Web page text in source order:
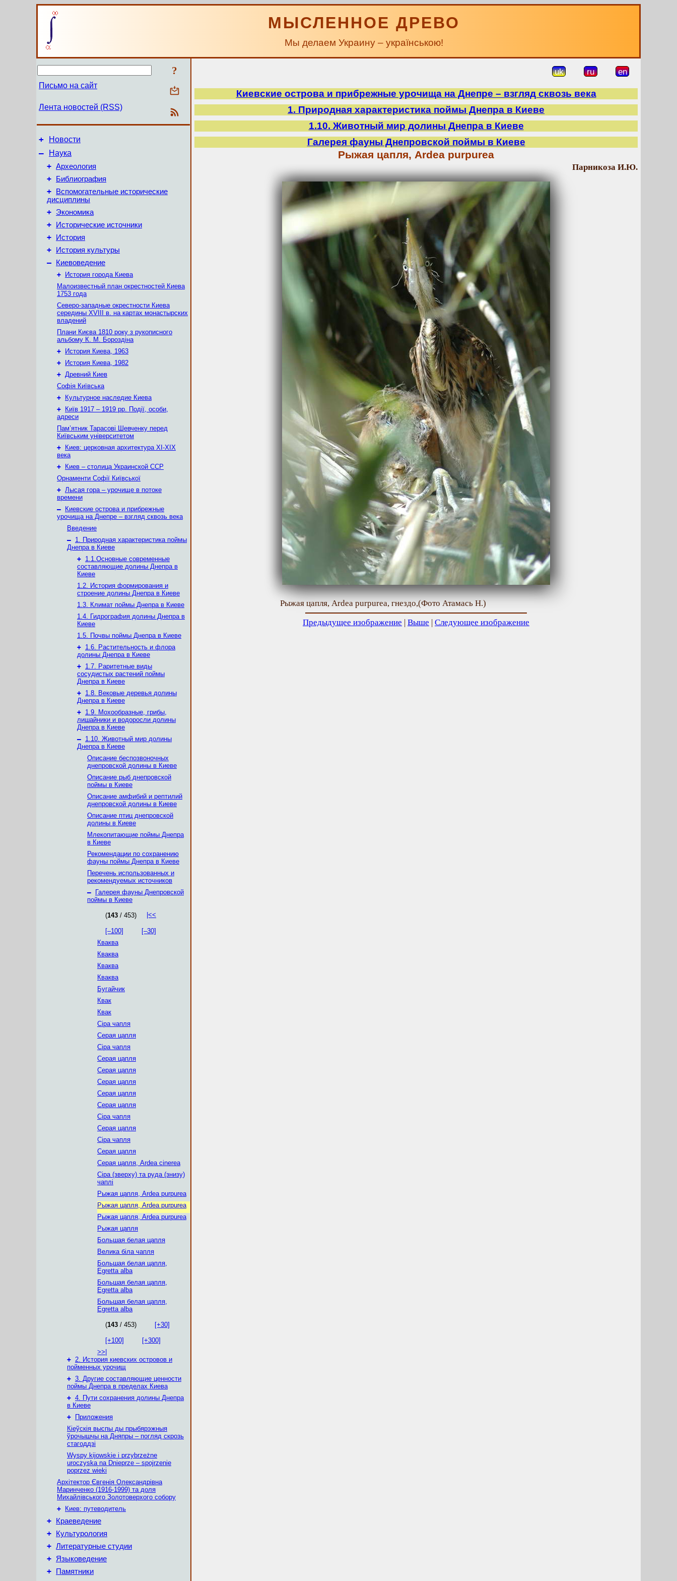
МЫСЛЕННОЕ ДРЕВО
Мы делаем Украину – українською!
?
Письмо на сайт
Лента новостей (RSS)
+ Новости
–
Наука
+ Археология
+ Библиография
+
Вспомогательные исторические
дисциплины
+ Экономика
+ Исторические источники
+ История
+ История культуры
– Киевоведение
+
История города Киева
Малоизвестный план окрестностей Киева
1753 года
Северо-западные окрестности Киева
середины XVIII в. на картах монастырских
владений
Плани Києва 1810 року з рукописного
альбому К. М. Бороздіна
+
История Киева, 1963
+
История Киева, 1982
+ Древний Киев
Софія Київська
+
Культурное наследие Киева
+
Київ 1917 – 1919 рр. Події, особи,
адреси
Пам’ятник Тарасові Шевченку перед
Київським університетом
+
Киев: церковная архитектура XI-XIX
века
+
Киев – столица Украинской ССР
Орнаменти Софії Київської
+ Лысая гора – урочище в потоке
времени
–
Киевские острова и прибрежные
урочища на Днепре – взгляд сквозь века
Введение
– 1. Природная характеристика поймы
Днепра в Киеве
+ 1.1.Основные современные
составляющие долины Днепра в
Киеве
1.2. История формирования и
строение долины Днепра в Киеве
1.3. Климат поймы Днепра в Киеве
1.4. Гидрография долины Днепра в
Киеве
1.5. Почвы поймы Днепра в Киеве
+ 1.6. Растительность и флора
долины Днепра в Киеве
+ 1.7. Раритетные виды
сосудистых растений поймы
Днепра в Киеве
+ 1.8. Вековые деревья долины
Днепра в Киеве
+ 1.9. Мохообразные, грибы,
лишайники и водоросли долины
Днепра в Киеве
– 1.10. Животный мир долины
Днепра в Киеве
Описание беспозвоночных
днепровской долины в Киеве
Описание рыб днепровской
поймы в Киеве
Описание амфибий и рептилий
днепровской долины в Киеве
Описание птиц днепровской
долины в Киеве
Млекопитающие поймы Днепра
в Киеве
Рекомендации по сохранению
фауны поймы Днепра в Киеве
Перечень использованных и
рекомендуемых источников
–
Галерея фауны Днепровской
поймы в Киеве
(143 / 453) |<<
[–100]
[–30]
Кваква
Кваква
Кваква
Кваква
Бугайчик
Квак
Квак
Сіра чапля
Серая цапля
Сіра чапля
Серая цапля
Серая цапля
Серая цапля
Серая цапля
Серая цапля
Сіра чапля
Серая цапля
Сіра чапля
Серая цапля
Серая цапля, Ardea cinerea
Сіра (зверху) та руда (знизу)
чаплі
Рыжая цапля, Ardea purpurea
Рыжая цапля, Ardea purpurea
Рыжая цапля, Ardea purpurea
Рыжая цапля
Большая белая цапля
Велика біла чапля
Большая белая цапля,
Egretta alba
Большая белая цапля,
Egretta alba
Большая белая цапля,
Egretta alba
(143 / 453) [+30]
[+100]
[+300]
>>|
+ 2. История киевских островов и
пойменных урочищ
+ 3. Другие составляющие ценности
поймы Днепра в пределах Киева
+ 4. Пути сохранения долины Днепра
в Киеве
+
Приложения
Кіеўскія выспы ды прыбярэжныя
ўрочышчы на Дняпры – погляд скрозь
стагоддзі
Wyspy kijowskie i przybrzeżne
uroczyska na Dnieprze – spojrzenie
poprzez wieki
Архітектор Євгенія Олександрівна
Маринченко (1916-1999) та доля
Михайлівського Золотоверхого собору
+
Киев: путеводитель
+ Краеведение
+ Культурология
+ Литературные студии
+ Языковедение
+ Памятники
uk ru en
Киевские острова и прибрежные урочища на Днепре – взгляд сквозь века
1. Природная характеристика поймы Днепра в Киеве
1.10. Животный мир долины Днепра в Киеве
Галерея фауны Днепровской поймы в Киеве
Рыжая цапля, Ardea purpurea
Парникоза И.Ю.
Рыжая цапля, Ardea purpurea, гнездо,(Фото Атамась Н.)
Предыдущее изображение | Выше | Следующее изображение